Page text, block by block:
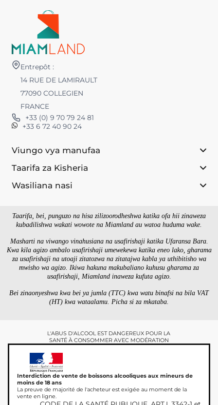
Entrepôt :
14 RUE DE LAMIRAULT
77090 COLLEGIEN
FRANCE
+33 (0) 9 70 79 24 81
+33 6 72 40 90 24
Viungo vya manufaa
Taarifa za Kisheria
Wasiliana nasi
Taarifa, bei, punguzo na hisa zilizoorodheshwa katika ofa hii zinaweza
kubadilishwa wakati wowote na Miamland au watoa huduma wake.
Masharti na viwango vinahusiana na usafirishaji katika Ufaransa Bara.
Kwa kila agizo ambalo usafirishaji umewekewa katika eneo lako, gharama
za usafirishaji na utoaji zitatozwa na zitatajwa kabla ya uthibitisho wa
mwisho wa agizo. Ikiwa hakuna makubaliano kuhusu gharama za
usafirishaji, Miamland inaweza kufuta agizo.
Bei zinaonyeshwa kwa bei ya jumla (TTC) kwa watu binafsi na bila VAT
(HT) kwa wataalamu. Picha si za mkataba.
L'ABUS D'ALCOOL EST DANGEREUX POUR LA
SANTÉ À CONSOMMER AVEC MODÉRATION
Interdiction de vente de boissons alcooliques aux mineurs de
moins de 18 ans
La preuve de majorité de l'acheteur est exigée au moment de la
vente en ligne.